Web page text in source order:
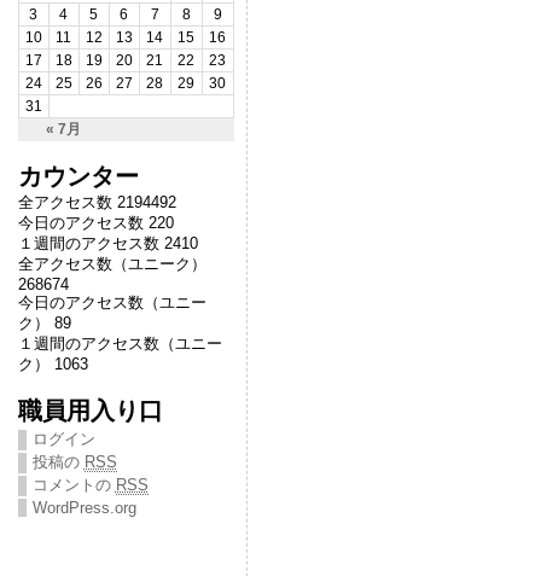
« 7月
3
4 5 6 7 8
9
10
11 12 13 14 15
16
17
18 19 20 21 22
23
24
25 26 27 28 29
30
31
カウンター
全アクセス数 2194492
今日のアクセス数 220
１週間のアクセス数 2410
全アクセス数（ユニーク）
268674
今日のアクセス数（ユニー
ク） 89
１週間のアクセス数（ユニー
ク） 1063
職員用入り口
ログイン
投稿の RSS
コメントの RSS
WordPress.org